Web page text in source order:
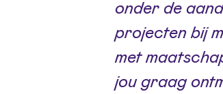
onder de
projecten bij
met
jou graag